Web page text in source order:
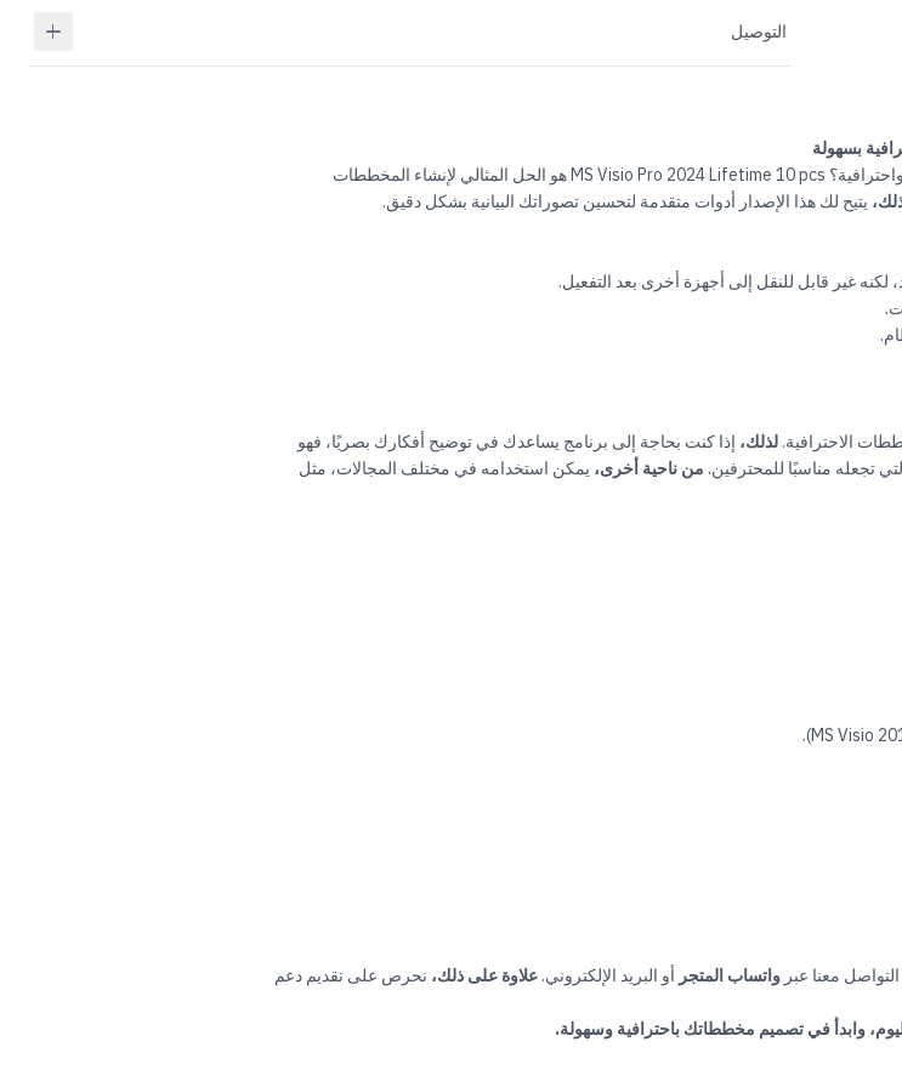
التوصيل
هل تحتاج إلى أداة متطورة لإنشاء المخططات والرسوم البيانية بدقة واحترافية؟ MS Visio Pro 2024 Lifetime 10 pcs هو الحل المثالي لإنشاء المخططات
يتيح لك هذا الإصدار أدوات متقدمة لتحسين تصوراتك البيانية بشكل دقيق.
الاحترافية. لذلك، إذا كنت بحاجة إلى برنامج يساعدك في توضيح أفكارك بصريًا، فهو
تجعله مناسبًا للمحترفين. من ناحية أخرى، يمكن استخدامه في مختلف المجالات، مثل
معنا عبر واتساب المتجر أو البريد الإلكتروني. علاوة على ذلك، نحرص على تقديم دعم